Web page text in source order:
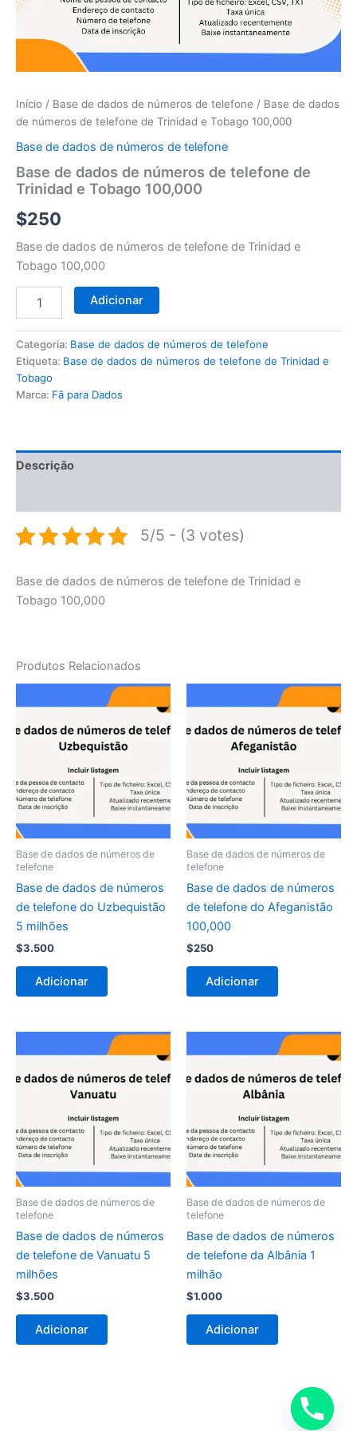
Início / Base de dados de números de telefone / Base de dados
de números de telefone de Trinidad e Tobago 100,000
Base de dados de números de telefone
Base de dados de números de telefone de
Trinidad e Tobago 100,000
$250
Base de dados de números de telefone de Trinidad e
Tobago 100,000
telefone
Trinidad
Tobago
Adicionar
Categoria: Base de dados de números de telefone
Etiqueta: Base de dados de números de telefone de Trinidad e
Tobago
Marca: Fã para Dados
Descrição
5/5 - (3 votes)
Base de dados de números de telefone de Trinidad e
Tobago 100,000
Produtos Relacionados
Base de dados de números de
telefone
Base de dados de números
de telefone do Uzbequistão
5 milhões
$3.500
Adicionar
Base de dados de números de
telefone
Base de dados de números
de telefone do Afeganistão
100,000
$250
Adicionar
Base de dados de números de
telefone
Base de dados de números
de telefone de Vanuatu 5
milhões
$3.500
Adicionar
Base de dados de números de
telefone
Base de dados de números
de telefone da Albânia 1
milhão
$1.000
Adicionar